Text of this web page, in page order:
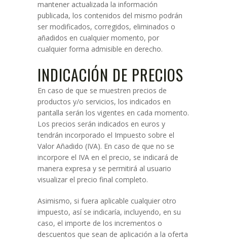
mantener actualizada la información
publicada, los contenidos del mismo podrán
ser modificados, corregidos, eliminados o
añadidos en cualquier momento, por
cualquier forma admisible en derecho.
INDICACIÓN DE PRECIOS
En caso de que se muestren precios de
productos y/o servicios, los indicados en
pantalla serán los vigentes en cada momento.
Los precios serán indicados en euros y
tendrán incorporado el Impuesto sobre el
Valor Añadido (IVA). En caso de que no se
incorpore el IVA en el precio, se indicará de
manera expresa y se permitirá al usuario
visualizar el precio final completo.
Asimismo, si fuera aplicable cualquier otro
impuesto, así se indicaría, incluyendo, en su
caso, el importe de los incrementos o
descuentos que sean de aplicación a la oferta